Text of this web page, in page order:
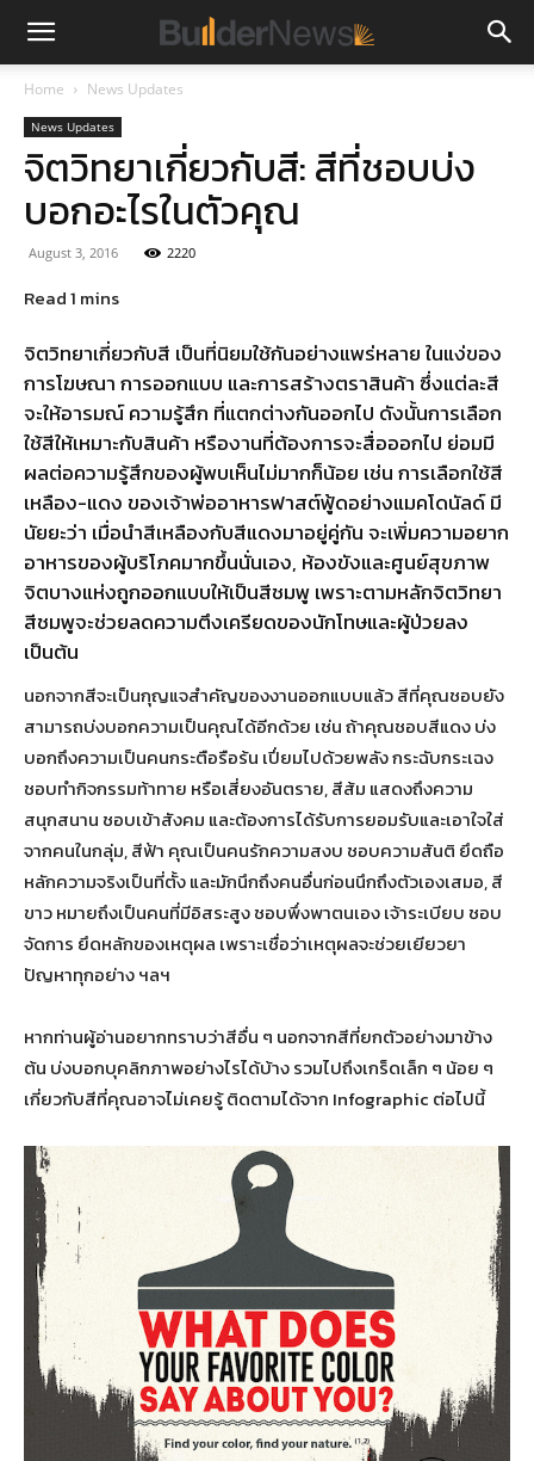
Home News Updates
News Updates
จิตวิทยาเกี่ยวกับสี: สีที่ชอบบ่ง
บอกอะไรในตัวคุณ
August 3, 2016 2220
จิตวิทยาเกี่ยวกับสี เป็นที่นิยมใช้กันอย่างแพร่หลาย ในแง่ของ
การโฆษณา การออกแบบ และการสร้างตราสินค้า ซึ่งแต่ละสี
จะให้อารมณ์ ความรู้สึก ที่แตกต่างกันออกไป ดังนั้นการเลือก
ใช้สีให้เหมาะกับสินค้า หรืองานที่ต้องการจะสื่อออกไป ย่อมมี
ผลต่อความรู้สึกของผู้พบเห็นไม่มากก็น้อย เช่น การเลือกใช้สี
เหลือง-แดง ของเจ้าพ่ออาหารฟาสต์ฟู้ดอย่างแมคโดนัลด์ มี
นัยยะว่า เมื่อนำสีเหลืองกับสีแดงมาอยู่คู่กัน จะเพิ่มความอยาก
อาหารของผู้บริโภคมากขึ้นนั่นเอง, ห้องขังและศูนย์สุขภาพ
จิตบางแห่งถูกออกแบบให้เป็นสีชมพู เพราะตามหลักจิตวิทยา
สีชมพูจะช่วยลดความตึงเครียดของนักโทษและผู้ป่วยลง
เป็นต้น
นอกจากสีจะเป็นกุญแจสำคัญของงานออกแบบแล้ว สีที่คุณชอบยัง
สามารถบ่งบอกความเป็นคุณได้อีกด้วย เช่น ถ้าคุณชอบสีแดง บ่ง
บอกถึงความเป็นคนกระตือรือร้น เปี่ยมไปด้วยพลัง กระฉับกระเฉง
ชอบทำกิจกรรมท้าทาย หรือเสี่ยงอันตราย, สีส้ม แสดงถึงความ
สนุกสนาน ชอบเข้าสังคม และต้องการได้รับการยอมรับและเอาใจใส่
จากคนในกลุ่ม, สีฟ้า คุณเป็นคนรักความสงบ ชอบความสันติ ยึดถือ
หลักความจริงเป็นที่ตั้ง และมักนึกถึงคนอื่นก่อนนึกถึงตัวเองเสมอ, สี
ขาว หมายถึงเป็นคนที่มีอิสระสูง ชอบพึ่งพาตนเอง เจ้าระเบียบ ชอบ
จัดการ ยึดหลักของเหตุผล เพราะเชื่อว่าเหตุผลจะช่วยเยียวยา
ปัญหาทุกอย่าง ฯลฯ
หากท่านผู้อ่านอยากทราบว่าสีอื่น ๆ นอกจากสีที่ยกตัวอย่างมาข้าง
ต้น บ่งบอกบุคลิกภาพอย่างไรได้บ้าง รวมไปถึงเกร็ดเล็ก ๆ น้อย ๆ
เกี่ยวกับสีที่คุณอาจไม่เคยรู้ ติดตามได้จาก Infographic ต่อไปนี้